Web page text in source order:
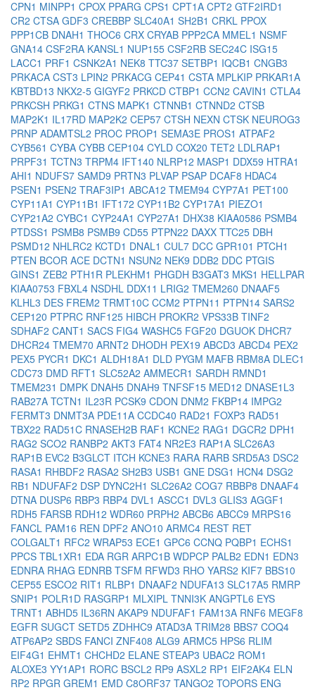
CPN1 MINPP1 CPOX PPARG CPS1 CPT1A CPT2 GTF2IRD1
CR2 CTSA GDF3 CREBBP SLC40A1 SH2B1 CRKL PPOX
PPP1CB DNAH1 THOC6 CRX CRYAB PPP2CA MMEL1 NSMF
GNA14 CSF2RA KANSL1 NUP155 CSF2RB SEC24C ISG15
LACC1 PRF1 CSNK2A1 NEK8 TTC37 SETBP1 IQCB1 CNGB3
PRKACA CST3 LPIN2 PRKACG CEP41 CSTA MPLKIP PRKAR1A
KBTBD13 NKX2-5 GIGYF2 PRKCD CTBP1 CCN2 CAVIN1 CTLA4
PRKCSH PRKG1 CTNS MAPK1 CTNNB1 CTNND2 CTSB
MAP2K1 IL17RD MAP2K2 CEP57 CTSH NEXN CTSK NEUROG3
PRNP ADAMTSL2 PROC PROP1 SEMA3E PROS1 ATPAF2
CYB561 CYBA CYBB CEP104 CYLD COX20 TET2 LDLRAP1
PRPF31 TCTN3 TRPM4 IFT140 NLRP12 MASP1 DDX59 HTRA1
AHI1 NDUFS7 SAMD9 PRTN3 PLVAP PSAP DCAF8 HDAC4
PSEN1 PSEN2 TRAF3IP1 ABCA12 TMEM94 CYP7A1 PET100
CYP11A1 CYP11B1 IFT172 CYP11B2 CYP17A1 PIEZO1
CYP21A2 CYBC1 CYP24A1 CYP27A1 DHX38 KIAA0586 PSMB4
PTDSS1 PSMB8 PSMB9 CD55 PTPN22 DAXX TTC25 DBH
PSMD12 NHLRC2 KCTD1 DNAL1 CUL7 DCC GPR101 PTCH1
PTEN BCOR ACE DCTN1 NSUN2 NEK9 DDB2 DDC PTGIS
GINS1 ZEB2 PTH1R PLEKHM1 PHGDH B3GAT3 MKS1 HELLPAR
KIAA0753 FBXL4 NSDHL DDX11 LRIG2 TMEM260 DNAAF5
KLHL3 DES FREM2 TRMT10C CCM2 PTPN11 PTPN14 SARS2
CEP120 PTPRC RNF125 HIBCH PROKR2 VPS33B TINF2
SDHAF2 CANT1 SACS FIG4 WASHC5 FGF20 DGUOK DHCR7
DHCR24 TMEM70 ARNT2 DHODH PEX19 ABCD3 ABCD4 PEX2
PEX5 PYCR1 DKC1 ALDH18A1 DLD PYGM MAFB RBM8A DLEC1
CDC73 DMD RFT1 SLC52A2 AMMECR1 SARDH RMND1
TMEM231 DMPK DNAH5 DNAH9 TNFSF15 MED12 DNASE1L3
RAB27A TCTN1 IL23R PCSK9 CDON DNM2 FKBP14 IMPG2
FERMT3 DNMT3A PDE11A CCDC40 RAD21 FOXP3 RAD51
TBX22 RAD51C RNASEH2B RAF1 KCNE2 RAG1 DGCR2 DPH1
RAG2 SCO2 RANBP2 AKT3 FAT4 NR2E3 RAP1A SLC26A3
RAP1B EVC2 B3GLCT ITCH KCNE3 RARA RARB SRD5A3 DSC2
RASA1 RHBDF2 RASA2 SH2B3 USB1 GNE DSG1 HCN4 DSG2
RB1 NDUFAF2 DSP DYNC2H1 SLC26A2 COG7 RBBP8 DNAAF4
DTNA DUSP6 RBP3 RBP4 DVL1 ASCC1 DVL3 GLIS3 AGGF1
RDH5 FARSB RDH12 WDR60 PRPH2 ABCB6 ABCC9 MRPS16
FANCL PAM16 REN DPF2 ANO10 ARMC4 REST RET
COLGALT1 RFC2 WRAP53 ECE1 GPC6 CCNQ PQBP1 ECHS1
PPCS TBL1XR1 EDA RGR ARPC1B WDPCP PALB2 EDN1 EDN3
EDNRA RHAG EDNRB TSFM RFWD3 RHO YARS2 KIF7 BBS10
CEP55 ESCO2 RIT1 RLBP1 DNAAF2 NDUFA13 SLC17A5 RMRP
SNIP1 POLR1D RASGRP1 MLXIPL TNNI3K ANGPTL6 EYS
TRNT1 ABHD5 IL36RN AKAP9 NDUFAF1 FAM13A RNF6 MEGF8
EGFR SUGCT SETD5 ZDHHC9 ATAD3A TRIM28 BBS7 COQ4
ATP6AP2 SBDS FANCI ZNF408 ALG9 ARMC5 HPS6 RLIM
EIF4G1 EHMT1 CHCHD2 ELANE STEAP3 UBAC2 ROM1
ALOXE3 YY1AP1 RORC BSCL2 RP9 ASXL2 RP1 EIF2AK4 ELN
RP2 RPGR GREM1 EMD C8ORF37 TANGO2 TOPORS ENG